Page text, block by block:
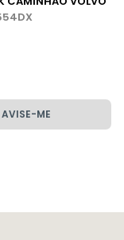
AVISE-ME